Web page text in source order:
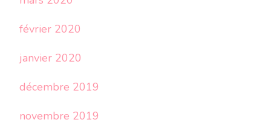
février 2020
janvier 2020
décembre 2019
novembre 2019